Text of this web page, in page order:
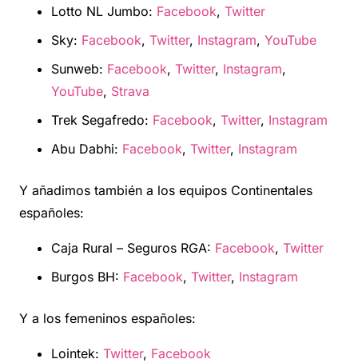
Lotto NL Jumbo: Facebook, Twitter
Sky: Facebook, Twitter, Instagram, YouTube
Sunweb: Facebook, Twitter, Instagram,
YouTube, Strava
Trek Segafredo: Facebook, Twitter, Instagram
Abu Dabhi: Facebook, Twitter, Instagram
Y añadimos también a los equipos Continentales
españoles:
Caja Rural – Seguros RGA: Facebook, Twitter
Burgos BH: Facebook, Twitter, Instagram
Y a los femeninos españoles:
Lointek: Twitter, Facebook